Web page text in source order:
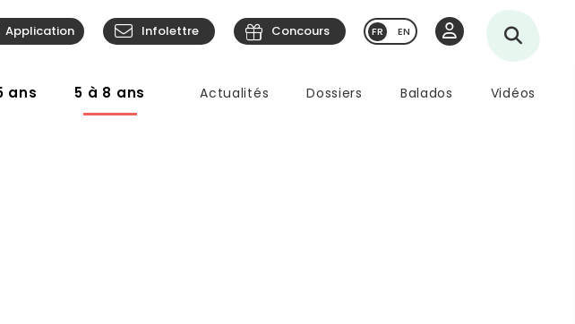
ans 5 à 8 ans Actualités Dossiers Balados Vidéos
Application Infolettre Concours EN